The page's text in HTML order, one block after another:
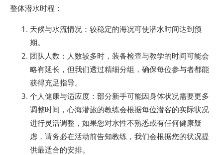
整体潜水时程：
天候与水流情况：较稳定的海况可使潜水时间达到预
期。
团队人数：人数较多时，装备检查与教学的时间可能会
略有延长，但我们透过精细分组，确保每位参与者都能
获得充足指导。
个人健康与适应度：部分新手可能因身体状况需要更多
调整时间，心海潜旅的教练会根据每位潜客的实际状况
进行灵活调整，如果您对水性不熟悉或有任何健康疑
虑，请务必在活动前告知教练，我们会根据您的状况提
供最适合的安排。